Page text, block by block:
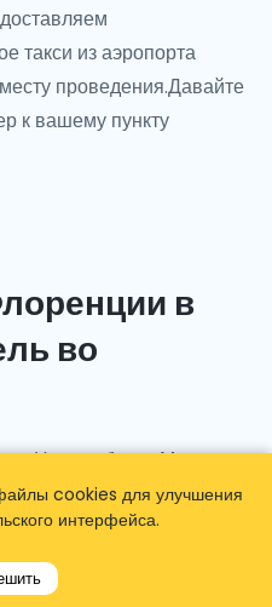
такси из аэропорта
проведения.Давайте
к вашему пункту
в
во
Нет проблем! Мы
Флоренции в центр
таким как The St.
The Westin Excelsior,
другие.
cookies для улучшения
интерфейса.